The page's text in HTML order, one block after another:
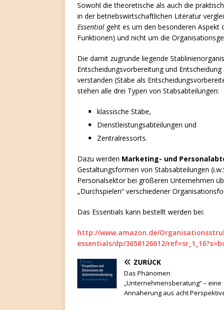
Sowohl die theoretische als auch die
in der betriebswirtschaftlichen Literatur
Essential geht es um den besonderen Aspekt
Funktionen) und nicht um die
Die damit zugrunde liegende
Entscheidungsvorbereitung und
verstanden (Stäbe als
stehen alle drei Typen von Stabsabteilungen:
klassische Stäbe,
Dienstleistungsabteilungen und
Zentralressorts.
Dazu werden Marketing- und
Gestaltungsformen von Stabsabteilungen
Personalsektor bei größeren Unternehmen
„Durchspielen“ verschiedener
Das Essentials kann bestellt werden bei:
http://www.amazon.de/
essentials/dp/3658126612/
ZURÜCK
Das Phänomen
„Unternehmensberatung“ – eine
Annäherung aus acht